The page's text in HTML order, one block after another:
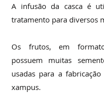
A infusão da casca é
tratamento para diversos
Os frutos, em
possuem muitas
usadas para a
xampus.